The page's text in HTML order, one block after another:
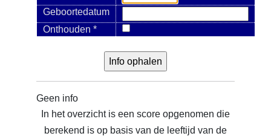
Geboortedatum
Onthouden *
Geen info
In het overzicht is een score opgenomen die
berekend is op basis van de leeftijd van de